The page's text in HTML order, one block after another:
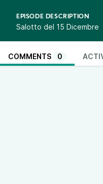
EPISODE DESCRIPTION
Salotto del 15 Dicembre
COMMENTS 0